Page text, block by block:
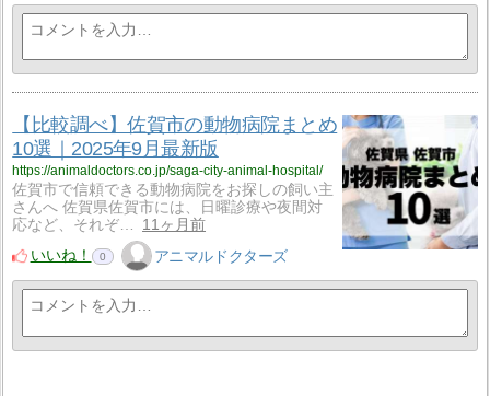
【比較調べ】佐賀市の動物病院まとめ
10選｜2025年9月最新版
https://animaldoctors.co.jp/saga-city-animal-hospital/
佐賀市で信頼できる動物病院をお探しの飼い主
さんへ 佐賀県佐賀市には、日曜診療や夜間対
応など、それぞ…
11ヶ月前
いいね！
0 アニマルドクターズ